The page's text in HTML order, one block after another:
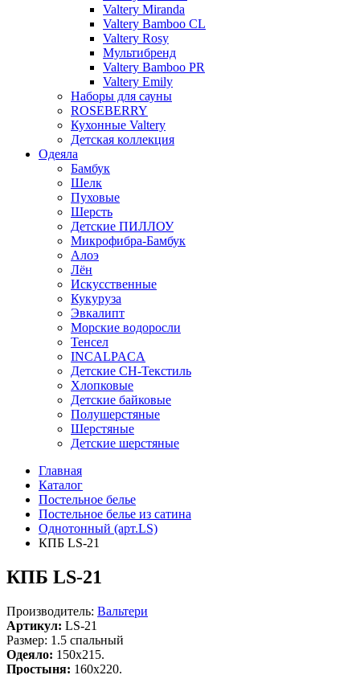
Valtery Miranda
Valtery Bamboo CL
Valtery Rosy
Мультибренд
Valtery Bamboo PR
Valtery Emily
Наборы для сауны
ROSEBERRY
Кухонные Valtery
Детская коллекция
Одеяла
Бамбук
Шелк
Пуховые
Шерсть
Детские ПИЛЛОУ
Микрофибра-Бамбук
Алоэ
Лён
Искусственные
Кукуруза
Эвкалипт
Морские водоросли
Тенсел
INCALPACA
Детские СН-Текстиль
Хлопковые
Детские байковые
Полушерстяные
Шерстяные
Детские шерстяные
Главная
Каталог
Постельное белье
Постельное белье из сатина
Однотонный (арт.LS)
КПБ LS-21
КПБ LS-21
Производитель: Вальтери
Артикул: LS-21
Размер: 1.5 спальный
Одеяло: 150x215.
Простыня: 160x220.